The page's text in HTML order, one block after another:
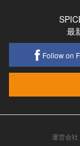
最
Follow on
運営会社